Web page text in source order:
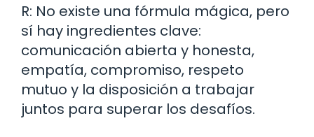
R: No existe una fórmula mágica, pero
sí hay ingredientes clave:
comunicación abierta y honesta,
empatía, compromiso, respeto
mutuo y la disposición a trabajar
juntos para superar los desafíos.